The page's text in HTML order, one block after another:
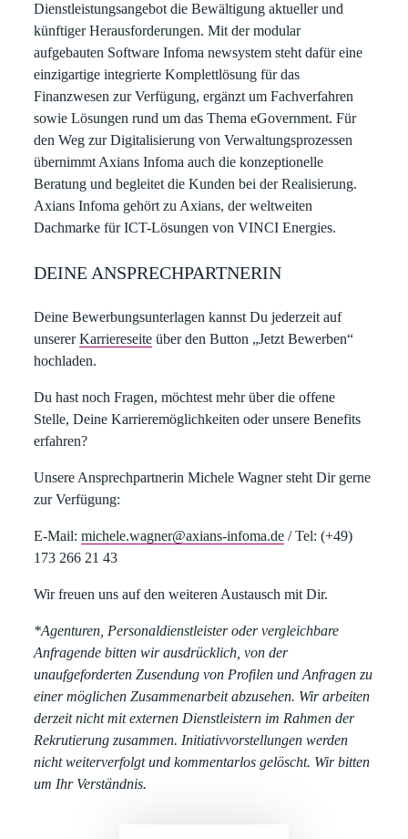
Dienstleistungsangebot die Bewältigung aktueller und
künftiger Herausforderungen. Mit der modular
aufgebauten Software Infoma newsystem steht dafür eine
einzigartige integrierte Komplettlösung für das
Finanzwesen zur Verfügung, ergänzt um Fachverfahren
sowie Lösungen rund um das Thema eGovernment. Für
den Weg zur Digitalisierung von Verwaltungsprozessen
übernimmt Axians Infoma auch die konzeptionelle
Beratung und begleitet die Kunden bei der Realisierung.
Axians Infoma gehört zu Axians, der weltweiten
Dachmarke für ICT-Lösungen von VINCI Energies.
DEINE ANSPRECHPARTNERIN
Deine Bewerbungsunterlagen kannst Du jederzeit auf
unsererKarriereseite über den Button „Jetzt Bewerben“
hochladen.​
​Du hast noch Fragen, möchtest mehr über die offene
Stelle, Deine Karrieremöglichkeiten oder unsere Benefits
erfahren?​
Unsere AnsprechpartnerinMichele Wagnersteht Dir gerne
zur Verfügung:​
E-Mail:michele.wagner@axians-infoma.de /Tel:(+49)
173 266 21 43
Wir freuen uns auf den weiteren Austausch mit Dir.
*Agenturen, Personaldienstleister oder vergleichbare
Anfragende bitten wir ausdrücklich, von der
unaufgeforderten Zusendung von Profilen und Anfragen zu
einer möglichen Zusammenarbeit abzusehen. Wir arbeiten
derzeit nicht mit externen Dienstleistern im Rahmen der
Rekrutierung zusammen. Initiativvorstellungen werden
nicht weiterverfolgt und kommentarlos gelöscht. Wir bitten
um Ihr Verständnis.